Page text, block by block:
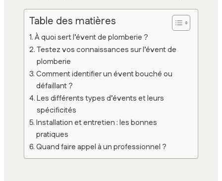
Table des matières
À quoi sert l’évent de plomberie ?
Testez vos connaissances sur l’évent de
plomberie
Comment identifier un évent bouché ou
défaillant ?
Les différents types d’évents et leurs
spécificités
Installation et entretien : les bonnes
pratiques
Quand faire appel à un professionnel ?